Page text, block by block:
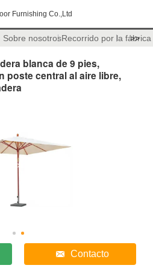
Furnishing Co.,Ltd
Sobre nosotrosRecorrido por la fábrica
>>
blanca de 9 pies,
poste central al aire libre,
Contacto